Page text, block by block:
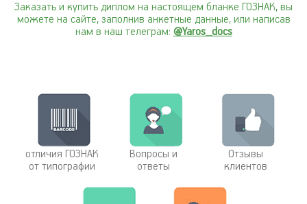
Заказать и купить диплом на настоящем бланке ГОЗНАК, вы
можете на сайте, заполнив анкетные данные, или написав
нам в наш телеграм: @Yaros_docs
отличия ГОЗНАК
от типографии
Вопросы и
ответы
Отзывы
клиентов